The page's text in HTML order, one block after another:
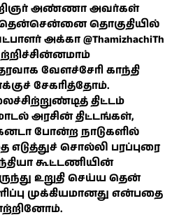
அண்ணா அவர்கள்
தென்சென்னை தொகுதியில்
அக்கா @ThamizhachiTh
வேளச்சேரி காந்தி
சேகரித்தோம்.
திட்டம்
அரசின் திட்டங்கள்,
கனடா போன்ற நாடுகளில்
எடுத்துச் சொல்லி பரப்புரை
கூட்டணியின்
உறுதி செய்ய தென்
முக்கியமானது என்பதை